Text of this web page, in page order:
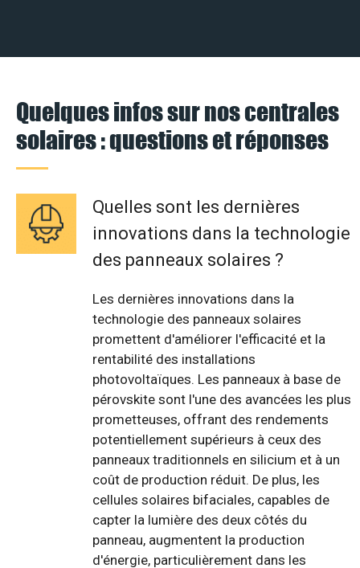
Quelques infos sur nos centrales
solaires : questions et réponses
Quelles sont les dernières
innovations dans la technologie
des panneaux solaires ?
Les dernières innovations dans la
technologie des panneaux solaires
promettent d'améliorer l'efficacité et la
rentabilité des installations
photovoltaïques. Les panneaux à base de
pérovskite sont l'une des avancées les plus
prometteuses, offrant des rendements
potentiellement supérieurs à ceux des
panneaux traditionnels en silicium et à un
coût de production réduit. De plus, les
cellules solaires bifaciales, capables de
capter la lumière des deux côtés du
panneau, augmentent la production
d'énergie, particulièrement dans les